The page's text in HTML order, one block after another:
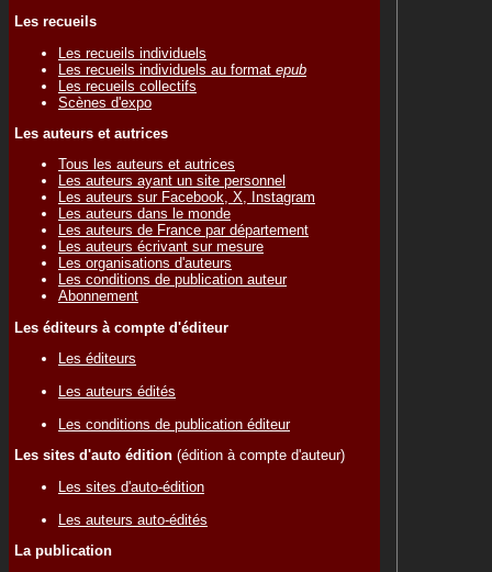
Les recueils
Les recueils individuels
Les recueils individuels au format epub
Les recueils collectifs
Scènes d'expo
Les auteurs et autrices
Tous les auteurs et autrices
Les auteurs ayant un site personnel
Les auteurs sur Facebook, X, Instagram
Les auteurs dans le monde
Les auteurs de France par département
Les auteurs écrivant sur mesure
Les organisations d'auteurs
Les conditions de publication auteur
Abonnement
Les éditeurs à compte d'éditeur
Les éditeurs
Les auteurs édités
Les conditions de publication éditeur
Les sites d'auto édition (édition à compte d'auteur)
Les sites d'auto-édition
Les auteurs auto-édités
La publication